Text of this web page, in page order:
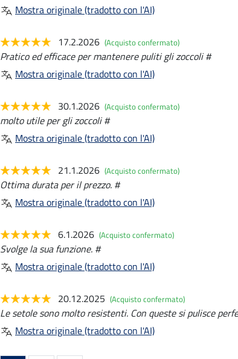
Mostra originale (tradotto con l'AI)
17.2.2026 (Acquisto confermato)
Pratico ed efficace per mantenere puliti gli zoccoli #
Mostra originale (tradotto con l'AI)
30.1.2026 (Acquisto confermato)
molto utile per gli zoccoli #
Mostra originale (tradotto con l'AI)
21.1.2026 (Acquisto confermato)
Ottima durata per il prezzo. #
Mostra originale (tradotto con l'AI)
6.1.2026 (Acquisto confermato)
Svolge la sua funzione. #
Mostra originale (tradotto con l'AI)
20.12.2025 (Acquisto confermato)
Le setole sono molto resistenti. Con queste si pulisce
Mostra originale (tradotto con l'AI)